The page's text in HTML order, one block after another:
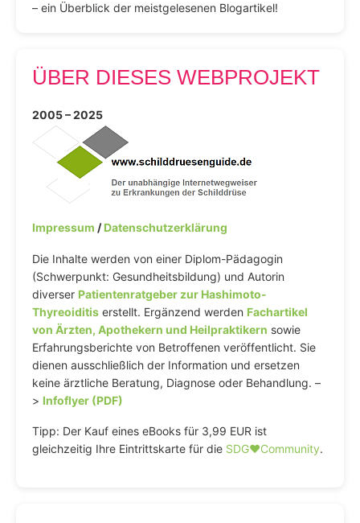
– ein Überblick der meistgelesenen Blogartikel!
ÜBER DIESES WEBPROJEKT
2005 – 2025
Impressum /Datenschutzerklärung
Die Inhalte werden von einer Diplom-Pädagogin
(Schwerpunkt: Gesundheitsbildung) und Autorin
diverser Patientenratgeber zur Hashimoto-
Thyreoiditis erstellt. Ergänzend werden Fachartikel
von Ärzten, Apothekern und Heilpraktikern sowie
Erfahrungsberichte von Betroffenen veröffentlicht. Sie
dienen ausschließlich der Information und ersetzen
keine ärztliche Beratung, Diagnose oder Behandlung. –
> Infoflyer (PDF)
Tipp: Der Kauf eines eBooks für 3,99 EUR ist
gleichzeitig Ihre Eintrittskarte für die SDG♥️Community.